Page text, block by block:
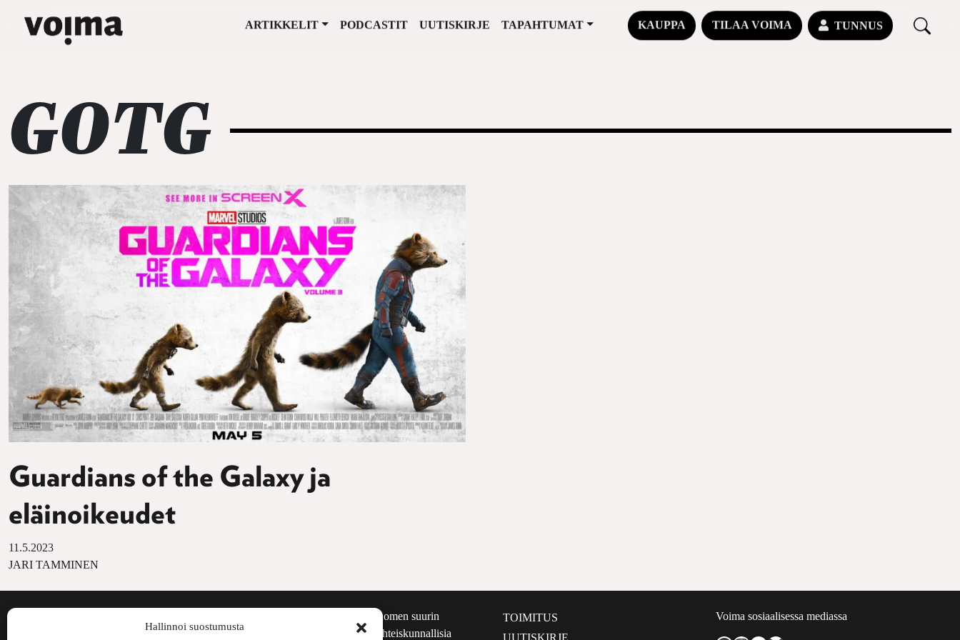
Hallinnoi suostumusta
Päävalikko
ARTIKKELIT PODCASTIT UUTISKIRJE TAPAHTUMAT KAUPPA TILAA VOIMA TUNNUS
GOTG
Guardians of the Galaxy ja
eläinoikeudet
11.5.2023
JARI TAMMINEN
Voima on painosmäärältään Suomen suurin
kulttuurilehti. Se nostaa esiin yhteiskunnallisia
TOIMITUS
UUTISKIRJE
Voima sosiaalisessa mediassa